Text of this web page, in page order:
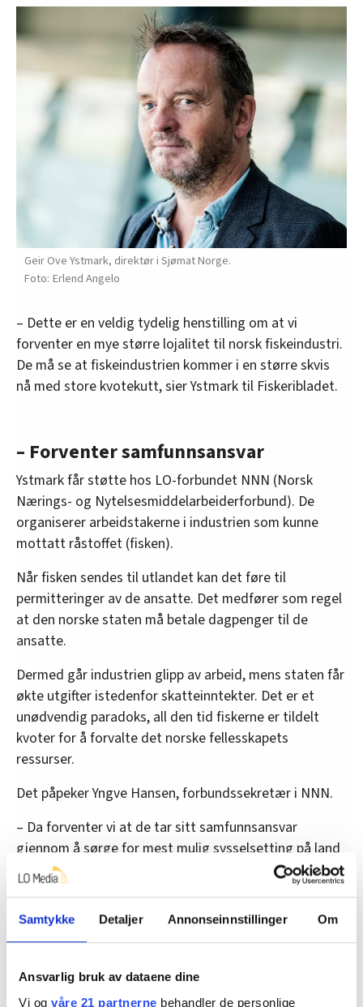
Samtykke Detaljer Annonseinnstillinger Om
Ansvarlig bruk av dataene dine
Vi og våre 21 partnerne behandler de personlige
Geir Ove Ystmark, direktør i Sjømat Norge.
Erlend Angelo
– Dette er en veldig tydelig henstilling om at vi
forventer en mye større lojalitet til norsk fiskeindustri.
De må se at fiskeindustrien kommer i en større skvis
nå med store kvotekutt, sier Ystmark til Fiskeribladet.
– Forventer samfunnsansvar
Ystmark får støtte hos LO-forbundet NNN (Norsk
Nærings- og Nytelsesmiddelarbeiderforbund). De
organiserer arbeidstakerne i industrien som kunne
mottatt råstoffet (fisken).
Når fisken sendes til utlandet kan det føre til
permitteringer av de ansatte. Det medfører som regel
at den norske staten må betale dagpenger til de
ansatte.
Dermed går industrien glipp av arbeid, mens staten får
økte utgifter istedenfor skatteinntekter. Det er et
unødvendig paradoks, all den tid fiskerne er tildelt
kvoter for å forvalte det norske fellesskapets
ressurser.
Det påpeker Yngve Hansen, forbundssekretær i NNN.
– Da forventer vi at de tar sitt samfunnsansvar
gjennom å sørge for mest mulig sysselsetting på land
også, sier til NNN-arbeideren.
(saken ble oppdater 7.11 14.06 med kommentar fra NNN)
Nyheter fiskeindustrien